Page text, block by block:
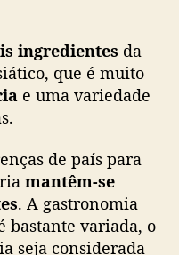
t
í
p
i
s
d
a
T
a
ingredientes da
que é muito
e uma variedade
de país para
mantêm-se
. A gastronomia
bastante variada, o
seja considerada